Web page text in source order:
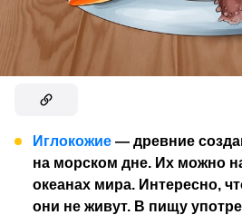
Иглокожие — древние
на морском дне. Их можно
океанах мира. Интересно,
они не живут. В пищу